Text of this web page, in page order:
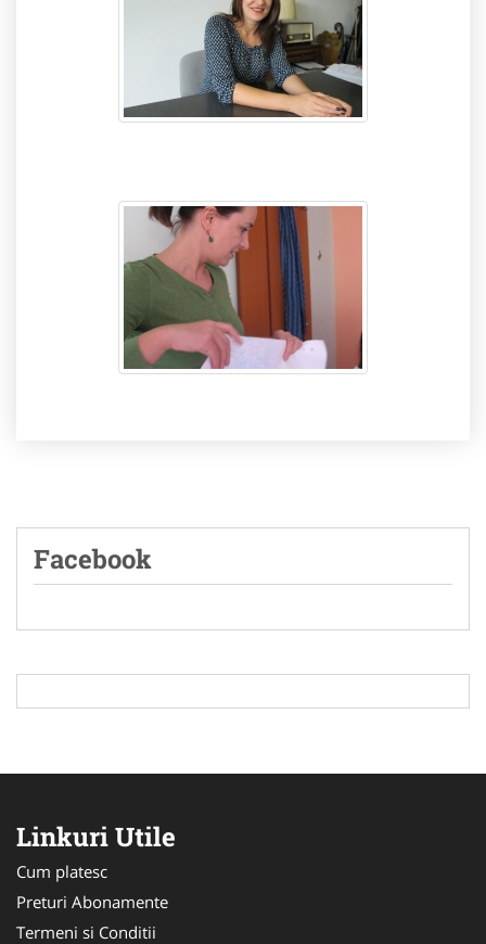
Facebook
Linkuri Utile
Cum platesc
Preturi Abonamente
Termeni si Conditii